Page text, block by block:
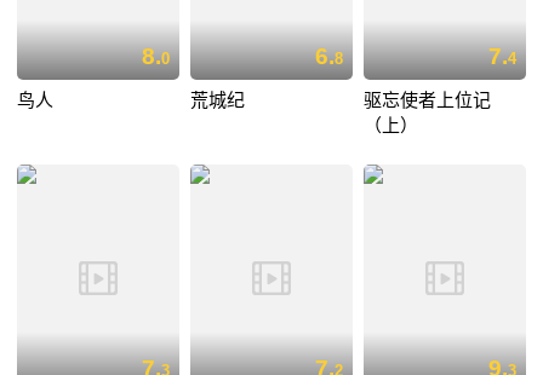
8.0
鸟人
6.8
荒城纪
7.4
驱忘使者上位记
（上）
7.3 7.2 9.3